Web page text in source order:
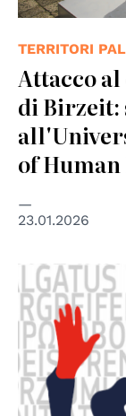
TERRITORI
Attacco
di
of
23.01.2026
© European Union